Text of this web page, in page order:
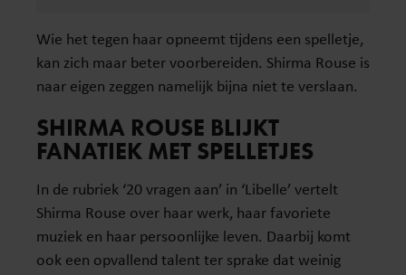
Wie het tegen haar opneemt tijdens een spelletje,
kan zich maar beter voorbereiden. Shirma Rouse is
naar eigen zeggen namelijk bijna niet te verslaan.
SHIRMA ROUSE BLIJKT
FANATIEK MET SPELLETJES
In de rubriek ‘20 vragen aan’ in ‘Libelle’ vertelt
Shirma Rouse over haar werk, haar favoriete
muziek en haar persoonlijke leven. Daarbij komt
ook een opvallend talent ter sprake dat weinig